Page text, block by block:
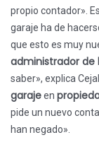
propio contador».
garaje ha de
que esto es muy
administrador de
saber», explica
garajeen
pide un nuevo
han negado».